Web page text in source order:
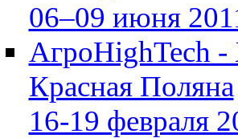
06–09 июня
АгроHighTech
Красная Поляна
16-19 февраля